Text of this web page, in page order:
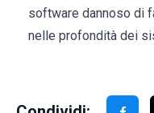
software dannoso di
nelle profondità dei